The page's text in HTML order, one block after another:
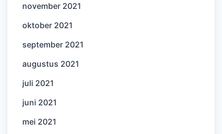
november 2021
oktober 2021
september 2021
augustus 2021
juli 2021
juni 2021
mei 2021